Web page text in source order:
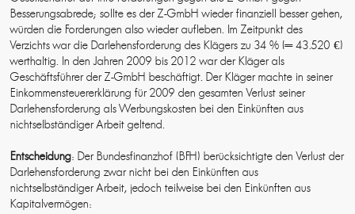
Besserungsabrede; sollte es der Z-GmbH wieder finanziell besser gehen,
würden die Forderungen also wieder aufleben. Im Zeitpunkt des
Verzichts war die Darlehensforderung des Klägers zu 34 % (= 43.520 €)
werthaltig. In den Jahren 2009 bis 2012 war der Kläger als
Geschäftsführer der Z-GmbH beschäftigt. Der Kläger machte in seiner
Einkommensteuererklärung für 2009 den gesamten Verlust seiner
Darlehensforderung als Werbungskosten bei den Einkünften aus
nichtselbständiger Arbeit geltend.
Entscheidung: Der Bundesfinanzhof (BFH) berücksichtigte den Verlust der
Darlehensforderung zwar nicht bei den Einkünften aus
nichtselbständiger Arbeit, jedoch teilweise bei den Einkünften aus
Kapitalvermögen: